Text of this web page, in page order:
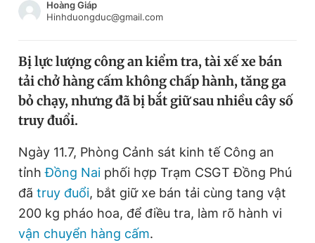
Chào ngày mới
Video Magazine
Sản phẩm khác
Tiện ích Bạn cần biết
Thông tin tòa soạn Liên hệ quảng cáo
Hoàng Giáp
Hinhduongduc@gmail.com
Bị lực lượng công an kiểm tra, tài xế xe bán
tải chở hàng cấm không chấp hành, tăng ga
bỏ chạy, nhưng đã bị bắt giữ sau nhiều cây số
truy đuổi.
Ngày 11.7, Phòng Cảnh sát kinh tế Công an
tỉnhĐồng Nai phối hợp Trạm CSGT Đồng Phú
đã truy đuổi, bắt giữ xe bán tải cùng tang vật
200 kg pháo hoa, để điều tra, làm rõ hành vi
vận chuyển hàng cấm.